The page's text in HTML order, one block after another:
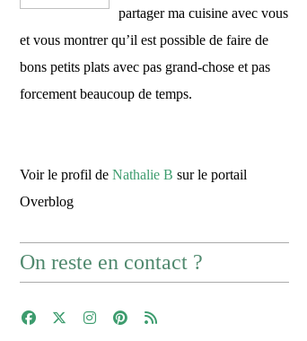
partager ma cuisine avec vous
et vous montrer qu’il est possible de faire de
bons petits plats avec pas grand-chose et pas
forcement beaucoup de temps.
Voir le profil de Nathalie B sur le portail
Overblog
On reste en contact ?